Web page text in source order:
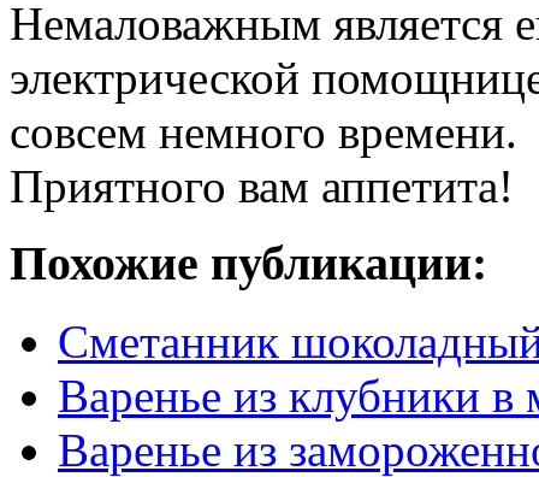
Немаловажным является
электрической
совсем немного времени.
Приятного вам аппетита!
Похожие публикации:
Сметанник
Варенье из клубники в
Варенье из